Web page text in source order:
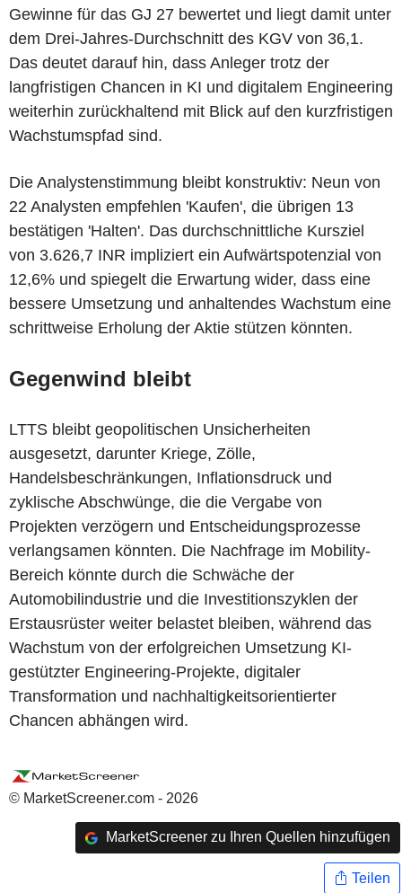
Gewinne für das GJ 27 bewertet und liegt damit unter
dem Drei-Jahres-Durchschnitt des KGV von 36,1.
Das deutet darauf hin, dass Anleger trotz der
langfristigen Chancen in KI und digitalem Engineering
weiterhin zurückhaltend mit Blick auf den kurzfristigen
Wachstumspfad sind.
Die Analystenstimmung bleibt konstruktiv: Neun von
22 Analysten empfehlen 'Kaufen', die übrigen 13
bestätigen 'Halten'. Das durchschnittliche Kursziel
von 3.626,7 INR impliziert ein Aufwärtspotenzial von
12,6% und spiegelt die Erwartung wider, dass eine
bessere Umsetzung und anhaltendes Wachstum eine
schrittweise Erholung der Aktie stützen könnten.
Gegenwind bleibt
LTTS bleibt geopolitischen Unsicherheiten
ausgesetzt, darunter Kriege, Zölle,
Handelsbeschränkungen, Inflationsdruck und
zyklische Abschwünge, die die Vergabe von
Projekten verzögern und Entscheidungsprozesse
verlangsamen könnten. Die Nachfrage im Mobility-
Bereich könnte durch die Schwäche der
Automobilindustrie und die Investitionszyklen der
Erstausrüster weiter belastet bleiben, während das
Wachstum von der erfolgreichen Umsetzung KI-
gestützter Engineering-Projekte, digitaler
Transformation und nachhaltigkeitsorientierter
Chancen abhängen wird.
© MarketScreener.com - 2026
MarketScreener zu Ihren Quellen hinzufügen
Teilen